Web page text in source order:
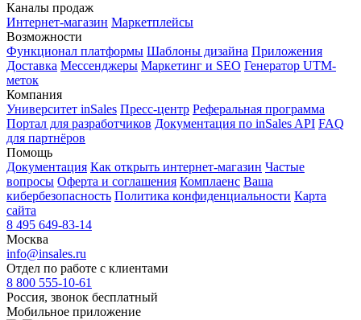
Каналы продаж
Интернет-магазин Маркетплейсы
Возможности
Функционал платформы Шаблоны дизайна Приложения
Доставка Мессенджеры Маркетинг и SEO Генератор UTM-
меток
Компания
Университет inSales Пресс-центр Реферальная программа
Портал для разработчиков Документация по inSales API FAQ
для партнёров
Помощь
Документация Как открыть интернет-магазин Частые
вопросы Оферта и соглашения Комплаенс Ваша
кибербезопасность Политика конфиденциальности Карта
сайта
8 495 649-83-14
Москва
info@insales.ru
Отдел по работе с клиентами
8 800 555-10-61
Россия, звонок бесплатный
Мобильное приложение